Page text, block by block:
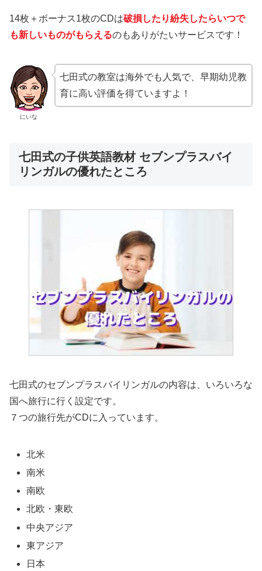
14枚＋ボーナス1枚のCDは破損したり紛失したらいつで
も新しいものがもらえるのもありがたいサービスです！
にいな
七田式の教室は海外でも人気で、早期幼児教
育に高い評価を得ていますよ！
七田式の子供英語教材 セブンプラスバイ
リンガルの優れたところ
七田式のセブンプラスバイリンガルの内容は、いろいろな
国へ旅行に行く設定です。
７つの旅行先がCDに入っています。
北米
南米
南欧
北欧・東欧
中央アジア
東アジア
日本